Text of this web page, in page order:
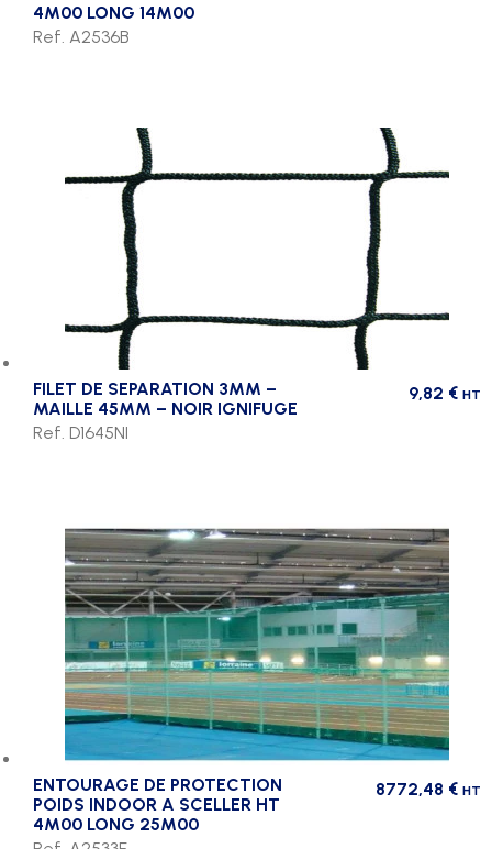
4M00 LONG 14M00
Ref. A2536B
FILET DE SEPARATION 3MM –
MAILLE 45MM – NOIR IGNIFUGE
9,82 € HT
Ref. D1645NI
ENTOURAGE DE PROTECTION
POIDS INDOOR A SCELLER HT
4M00 LONG 25M00
8772,48 € HT